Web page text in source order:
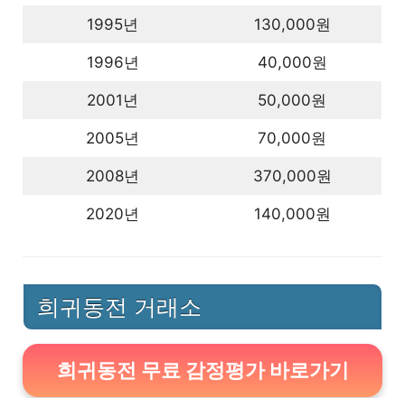
1995년 130,000원
1996년 40,000원
2001년 50,000원
2005년 70,000원
2008년 370,000원
2020년 140,000원
희귀동전 거래소
희귀동전 무료 감정평가 바로가기